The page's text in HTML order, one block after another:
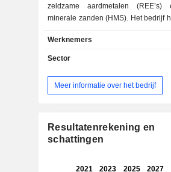
zeldzame aardmetalen (REE’s)
minerale zanden (HMS). Het bedrijf
aardmetalen en zware minerale
uraniumsegment houdt zich
uraniumterugwinning en -
uraniumhoudende materialen van
uraniumconcessies. Zeldzame
17 materialen die essentieel zijn
Werknemers
Sector
Meer informatie over het bedrijf
Resultatenrekening en
schattingen